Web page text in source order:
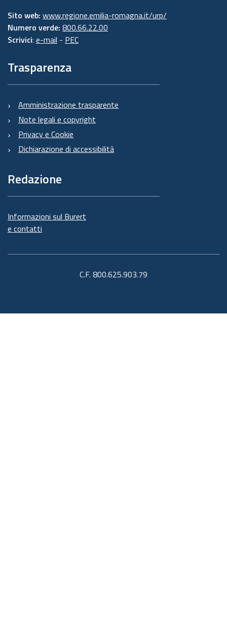
Sito web: www.regione.emilia-romagna.it/urp/
Numero verde: 800.66.22.00
Scrivici: e-mail - PEC
Trasparenza
Amministrazione trasparente
Note legali e copyright
Privacy e Cookie
Dichiarazione di accessibilità
Redazione
Informazioni sul Burert
e contatti
C.F. 800.625.903.79